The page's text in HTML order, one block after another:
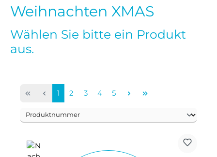
Weihnachten XMAS
Wählen Sie bitte ein Produkt
aus.
Seite
1 Seite
2 Seite
3 Seite
4 Seite
5